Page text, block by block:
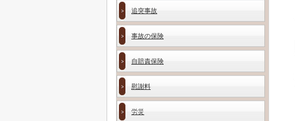
追突事故
事故の保険
自賠責保険
慰謝料
労災